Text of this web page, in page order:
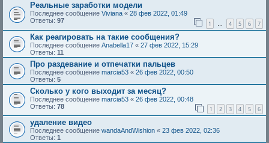
Реальные заработки модели
Последнее сообщение Viviana « 28 фев 2022, 01:49
Ответы: 97 1 … 4 5 6 7
Как реагировать на такие сообщения?
Последнее сообщение Anabella17 « 27 фев 2022, 15:29
Ответы: 11
Про раздевание и отпечатки пальцев
Последнее сообщение marcia53 « 26 фев 2022, 00:50
Ответы: 5
Сколько у кого выходит за месяц?
Последнее сообщение marcia53 « 26 фев 2022, 00:48
Ответы: 78 1 2 3 4 5 6
удаление видео
Последнее сообщение wandaAndWishion « 23 фев 2022, 02:36
Ответы: 1